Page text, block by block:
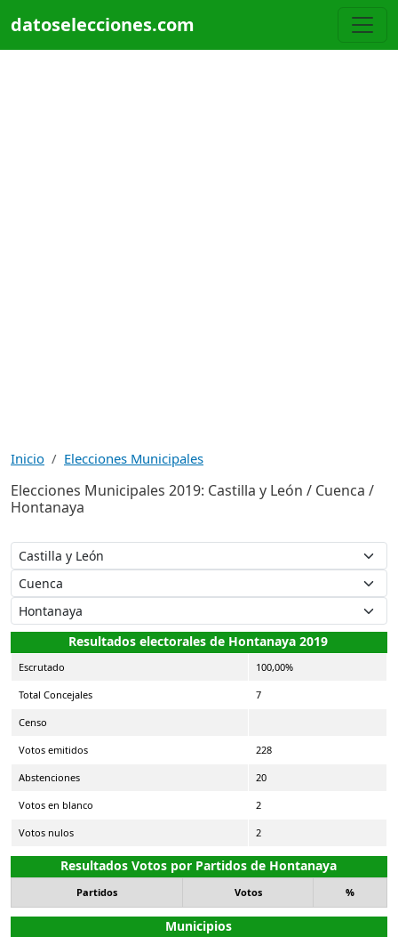
datoselecciones.com
Inicio Elecciones Municipales
Elecciones Municipales 2019: Castilla y León / Cuenca /
Hontanaya
Resultados electorales de Hontanaya 2019
Escrutado 100,00%
Total Concejales 7
Censo
Votos emitidos 228
Abstenciones 20
Votos en blanco 2
Votos nulos 2
Resultados Votos por Partidos de Hontanaya
Partidos Votos %
Municipios